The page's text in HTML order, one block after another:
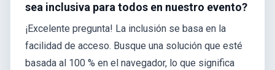
sea inclusiva para todos en nuestro evento?
¡Excelente pregunta! La inclusión se basa en la
facilidad de acceso. Busque una solución que esté
basada al 100 % en el navegador, lo que significa